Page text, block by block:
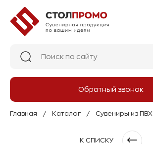
Обратный звонок
Главная Каталог Сувениры из ПВХ
К СПИСКУ